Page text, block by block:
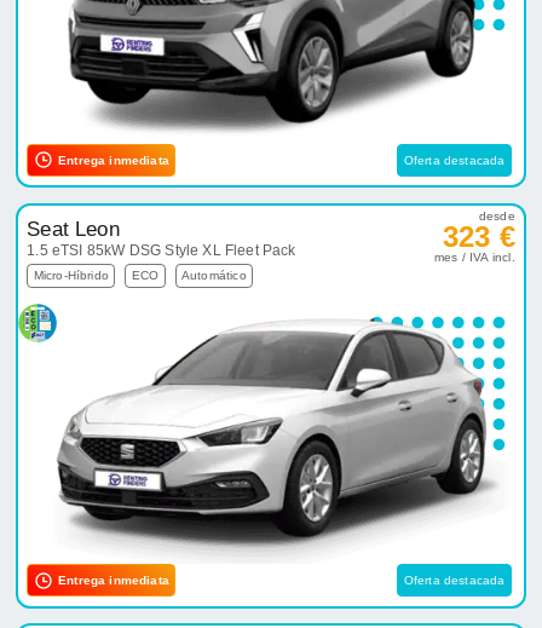
Entrega inmediata Oferta destacada
Seat Leon
1.5 eTSI 85kW DSG Style XL Fleet Pack
Micro-Híbrido ECO Automático
desde
323 €
mes / IVA incl.
Entrega inmediata Oferta destacada